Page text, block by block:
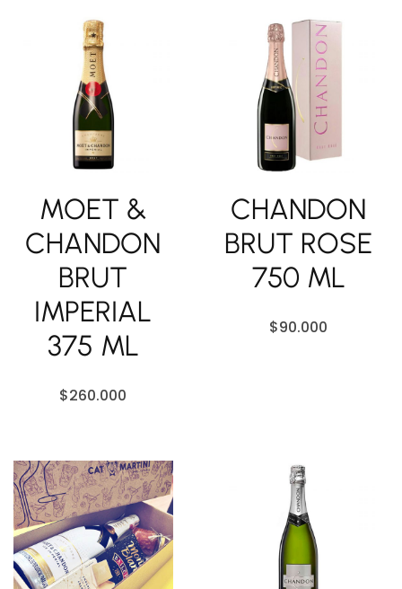
MOET &
CHANDON
BRUT
IMPERIAL
375 ML
$260.000
CHANDON
BRUT ROSE
750 ML
$90.000